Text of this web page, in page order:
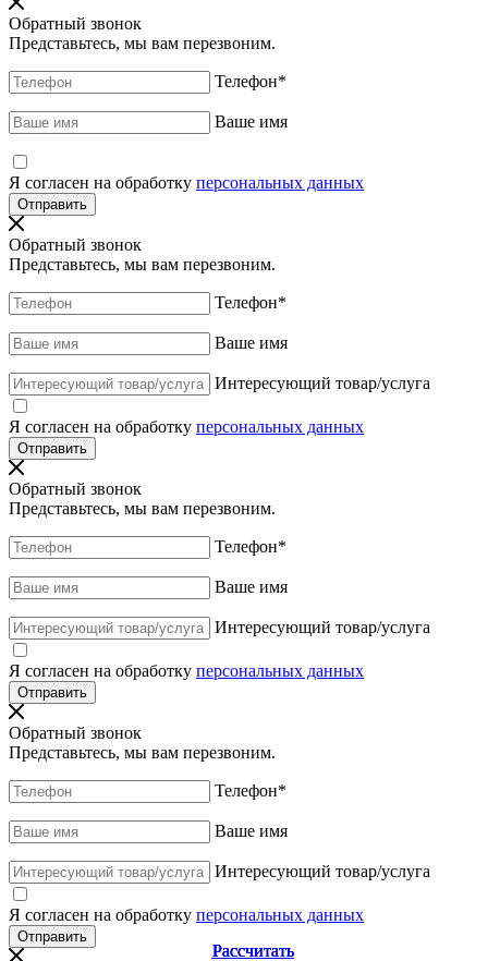
Обратный звонок
Представьтесь, мы вам перезвоним.
Телефон*
Ваше имя
Я согласен на обработку персональных данных
Обратный звонок
Представьтесь, мы вам перезвоним.
Телефон*
Ваше имя
Интересующий товар/услуга
Я согласен на обработку персональных данных
Обратный звонок
Представьтесь, мы вам перезвоним.
Телефон*
Ваше имя
Интересующий товар/услуга
Я согласен на обработку персональных данных
Обратный звонок
Представьтесь, мы вам перезвоним.
Телефон*
Ваше имя
Интересующий товар/услуга
Я согласен на обработку персональных данных
Рассчитать
Рассчитать
Рассчитать
Рассчитать